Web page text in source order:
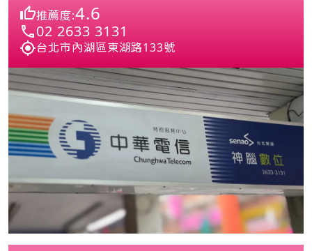
推薦度:4.6
02 2633 3131
台北市內湖區東湖路133號